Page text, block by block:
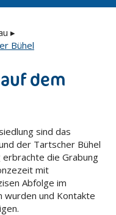
▸
Bühel
dem
sind das
der Tartscher Bühel
erbrachte die Grabung
mit
Abfolge im
wurden und Kontakte